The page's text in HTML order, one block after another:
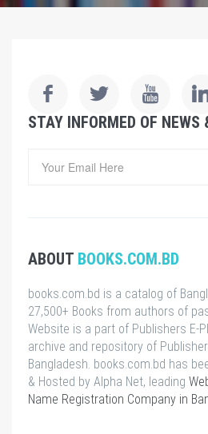
STAY INFORMED OF NEWS
ABOUT BOOKS.COM.BD
books.com.bd is a catalog of
27,500+ Books from authors of
Website is a part of Publishers E-
archive and repository of
Bangladesh. books.com.bd has
& Hosted by Alpha Net, leading
Name Registration Company in